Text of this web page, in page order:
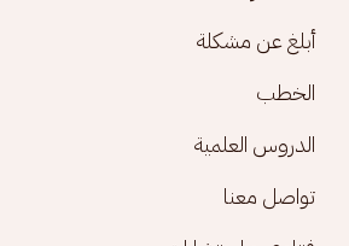
أبلغ عن مشكلة
الخطب
الدروس العلمية
تواصل معنا